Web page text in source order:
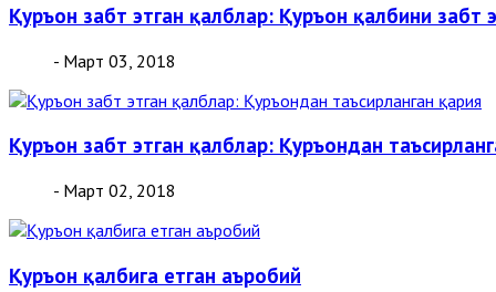
Қуръон забт этган қалблар: Қуръон қалбини забт
- Март 03, 2018
Қуръон забт этган қалблар: Қуръондан
- Март 02, 2018
Қуръон қалбига етган аъробий